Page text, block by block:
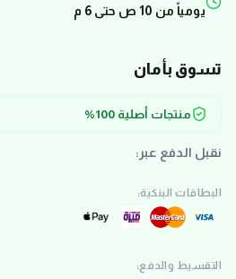
يومياً من 10 ص حتى 6 م
تسوق بأمان
منتجات أصلية 100%
نقبل الدفع عبر:
البطاقات البنكية:
التقسيط والدفع: